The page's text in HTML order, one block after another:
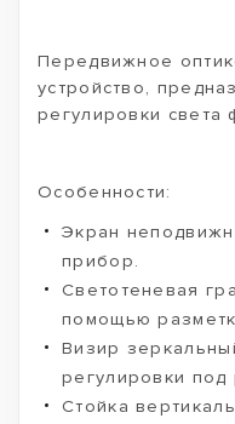
Передвижное
устройство,
регулировки света
Особенности:
Экран
прибор.
Светотеневая
помощью
Визир
регулировки под
Стойка